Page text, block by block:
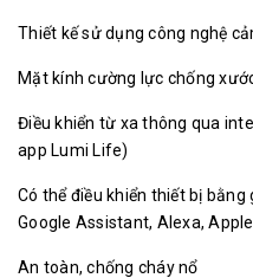
Thiết kế sử dụng công nghệ
Mặt kính cường lực chống
Điều khiển từ xa thông qua
app Lumi Life)
Có thể điều khiển thiết bị
Google Assistant, Alexa,
An toàn, chống cháy nổ